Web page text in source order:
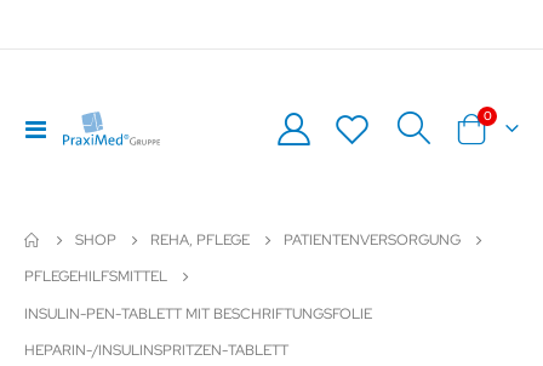
Navigation
umschalten
Warenkorb
0Artikel
SHOP REHA, PFLEGE
PATIENTENVERSORGUNG
PFLEGEHILFSMITTEL
INSULIN-PEN-TABLETT MIT BESCHRIFTUNGSFOLIE
HEPARIN-/INSULINSPRITZEN-TABLETT